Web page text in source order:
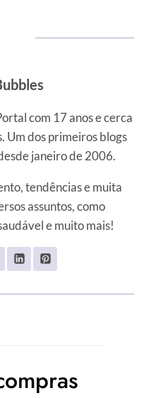
com 17 anos e cerca
Um dos primeiros blogs
janeiro de 2006.
tendências e muita
assuntos, como
e muito mais!